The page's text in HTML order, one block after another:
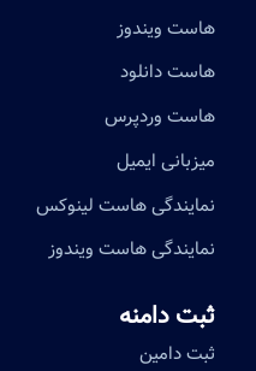
هاست ویندوز
هاست دانلود
هاست وردپرس
میزبانی ایمیل
نمایندگی هاست لینوکس
نمایندگی هاست ویندوز
ثبت دامنه
ثبت دامین